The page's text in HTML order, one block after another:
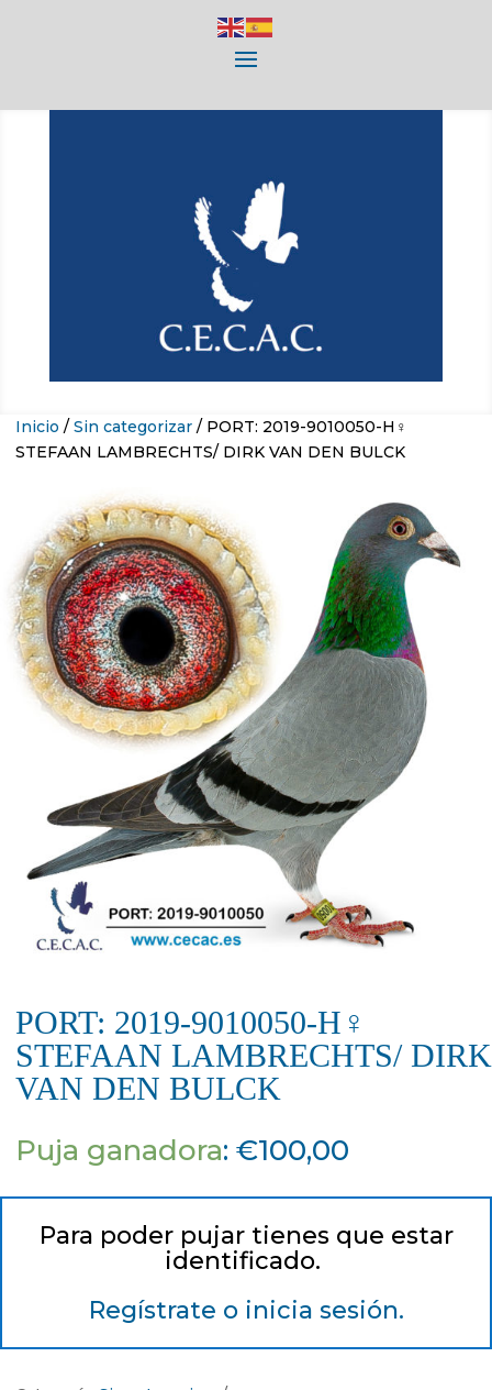
Inicio / Sin categorizar / PORT: 2019-9010050-H♀
STEFAAN LAMBRECHTS/ DIRK VAN DEN BULCK
PORT: 2019-9010050-H♀
STEFAAN LAMBRECHTS/ DIRK
VAN DEN BULCK
Puja ganadora: €100,00
Para poder pujar tienes que estar
identificado.
Regístrate o inicia sesión.